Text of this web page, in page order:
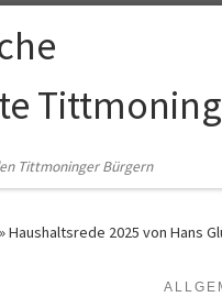
Tittmoning
Tittmoninger Bürgern
»Haushaltsrede 2025 von Hans